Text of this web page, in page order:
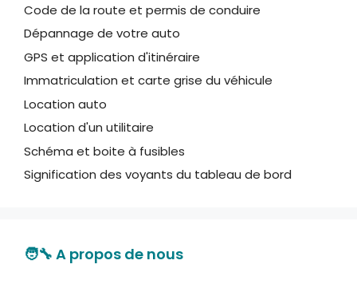
Code de la route et permis de conduire
Dépannage de votre auto
GPS et application d'itinéraire
Immatriculation et carte grise du véhicule
Location auto
Location d'un utilitaire
Schéma et boite à fusibles
Signification des voyants du tableau de bord
🧑‍🔧 A propos de nous